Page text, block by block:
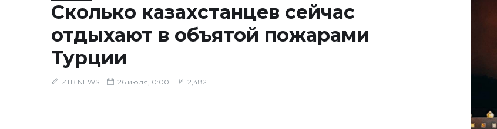
Сколько казахстанцев сейчас
отдыхают в объятой пожарами
Турции
ZTB NEWS 26 июля, 0:00 2,482